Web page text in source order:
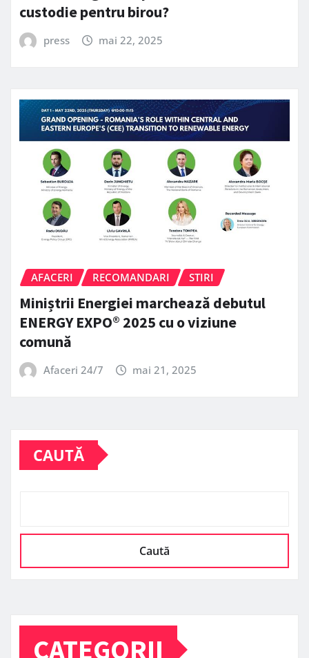
custodie pentru birou?
press mai 22, 2025
AFACERI RECOMANDARI STIRI
Miniștrii Energiei marchează debutul
ENERGY EXPO® 2025 cu o viziune
comună
Afaceri 24/7 mai 21, 2025
CAUTĂ
Caută
CATEGORII